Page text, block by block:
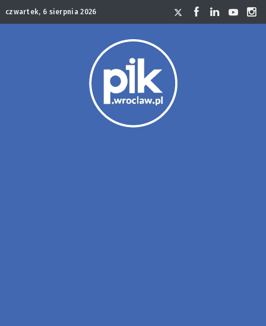
czwartek, 6 sierpnia 2026